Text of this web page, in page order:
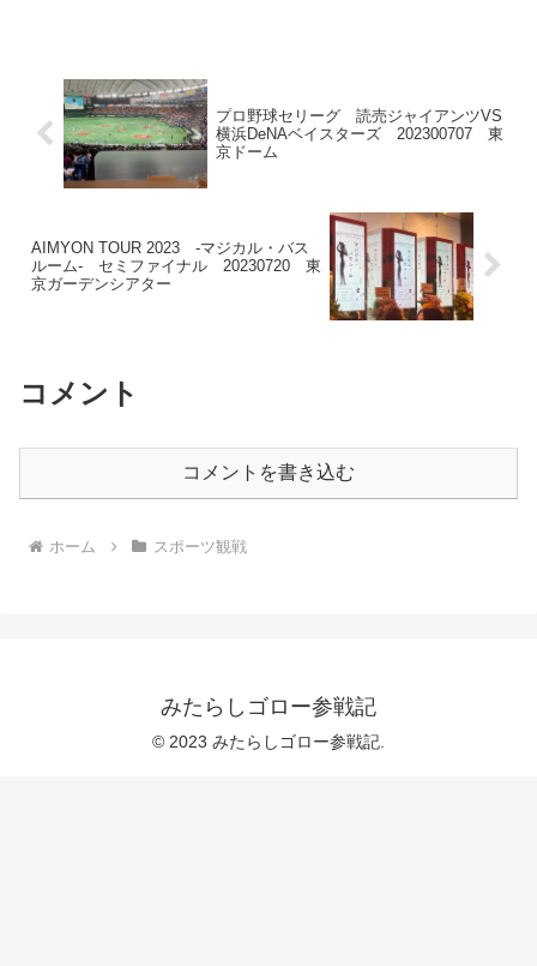
プロ野球セリーグ 読売ジャイアンツVS
横浜DeNAベイスターズ 202300707 東
京ドーム
AIMYON TOUR 2023 -マジカル・バス
ルーム- セミファイナル 20230720 東
京ガーデンシアター
コメント
コメントを書き込む
ホーム スポーツ観戦
みたらしゴロー参戦記
© 2023 みたらしゴロー参戦記.